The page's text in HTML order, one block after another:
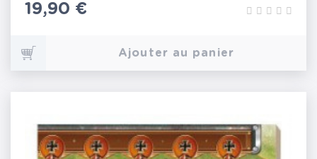
Prix
19,90 €
Ajouter au panier